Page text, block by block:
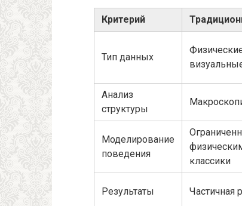
Критерий
Тип данных
Анализ
структуры
Моделирование
поведения
классики
Результаты Частичная